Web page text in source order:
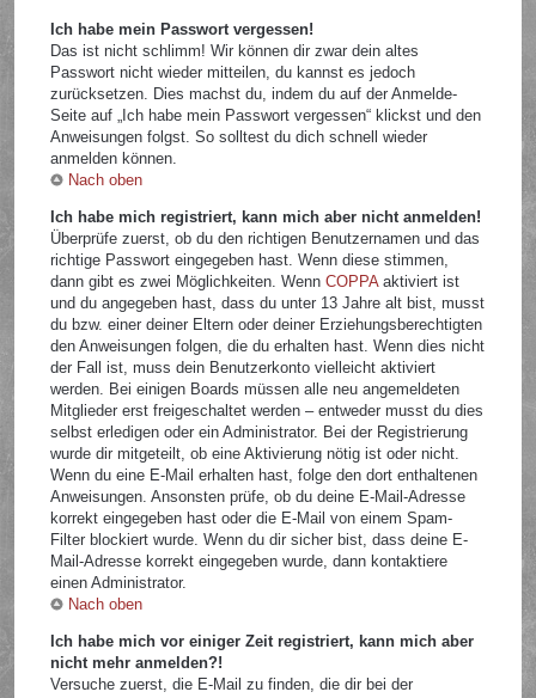
Ich habe mein Passwort vergessen!
Das ist nicht schlimm! Wir können dir zwar dein altes
Passwort nicht wieder mitteilen, du kannst es jedoch
zurücksetzen. Dies machst du, indem du auf der Anmelde-
Seite auf „Ich habe mein Passwort vergessen“ klickst und den
Anweisungen folgst. So solltest du dich schnell wieder
anmelden können.
Nach oben
Ich habe mich registriert, kann mich aber nicht anmelden!
Überprüfe zuerst, ob du den richtigen Benutzernamen und das
richtige Passwort eingegeben hast. Wenn diese stimmen,
dann gibt es zwei Möglichkeiten. WennCOPPAaktiviert ist
und du angegeben hast, dass du unter 13 Jahre alt bist, musst
du bzw. einer deiner Eltern oder deiner Erziehungsberechtigten
den Anweisungen folgen, die du erhalten hast. Wenn dies nicht
der Fall ist, muss dein Benutzerkonto vielleicht aktiviert
werden. Bei einigen Boards müssen alle neu angemeldeten
Mitglieder erst freigeschaltet werden – entweder musst du dies
selbst erledigen oder ein Administrator. Bei der Registrierung
wurde dir mitgeteilt, ob eine Aktivierung nötig ist oder nicht.
Wenn du eine E-Mail erhalten hast, folge den dort enthaltenen
Anweisungen. Ansonsten prüfe, ob du deine E-Mail-Adresse
korrekt eingegeben hast oder die E-Mail von einem Spam-
Filter blockiert wurde. Wenn du dir sicher bist, dass deine E-
Mail-Adresse korrekt eingegeben wurde, dann kontaktiere
einen Administrator.
Nach oben
Ich habe mich vor einiger Zeit registriert, kann mich aber
nicht mehr anmelden?!
Versuche zuerst, die E-Mail zu finden, die dir bei der